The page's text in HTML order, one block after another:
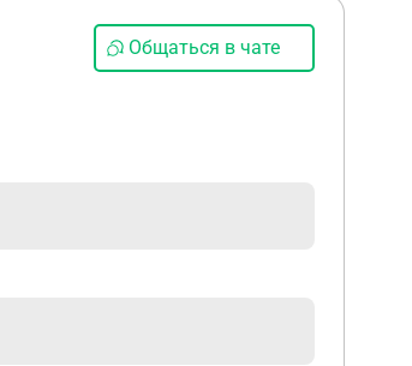
Общаться в чате